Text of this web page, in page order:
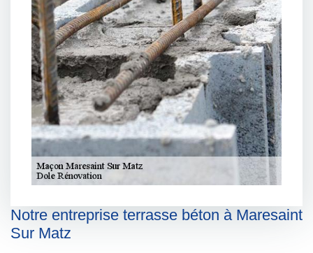
Notre entreprise terrasse béton à Maresaint
Sur Matz